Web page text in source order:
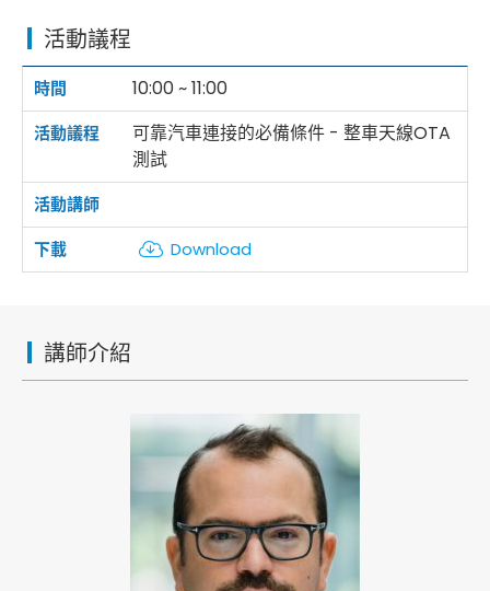
活動議程
10:00 ~ 11:00
可靠汽車連接的必備條件 - 整車天線OTA
測試
Download
講師介紹